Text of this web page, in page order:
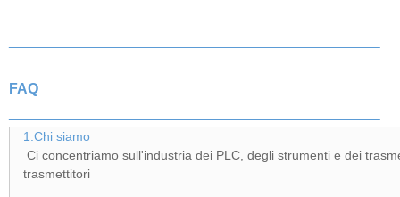
FAQ
1.Chi siamo
Ci concentriamo sull'industria dei PLC, degli strumenti e dei
trasmettitori